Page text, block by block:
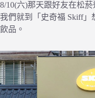
8/10(六)那天跟好友在松菸
我們就到「史奇福 Skiff」
飲品。